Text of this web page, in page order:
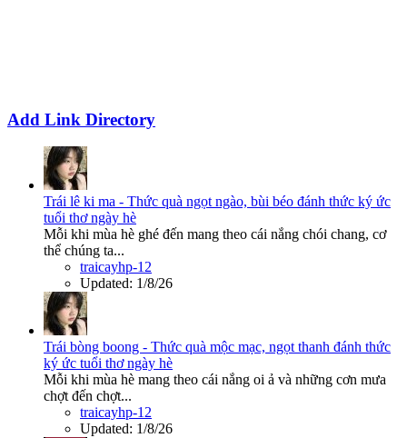
Add Link Directory
Trái lê ki ma - Thức quà ngọt ngào, bùi béo đánh thức ký ức
tuổi thơ ngày hè
Mỗi khi mùa hè ghé đến mang theo cái nắng chói chang, cơ
thể chúng ta...
traicayhp-12
Updated: 1/8/26
Trái bòng boong - Thức quà mộc mạc, ngọt thanh đánh thức
ký ức tuổi thơ ngày hè
Mỗi khi mùa hè mang theo cái nắng oi ả và những cơn mưa
chợt đến chợt...
traicayhp-12
Updated: 1/8/26